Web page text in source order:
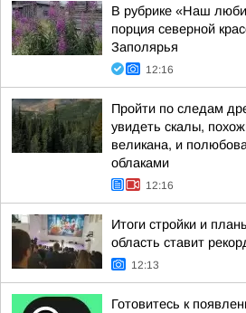
В рубрике «Наш
порция северной
Заполярья
12:16
Пройти по следам
увидеть скалы,
великана, и
облаками
12:16
Итоги стройки и
область ставит
12:13
Готовитесь к